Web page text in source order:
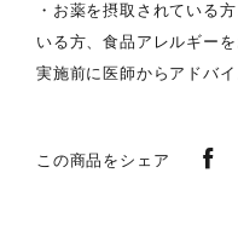
・お薬を摂取されている
いる方、食品アレルギー
実施前に医師からアドバ
この商品をシェア